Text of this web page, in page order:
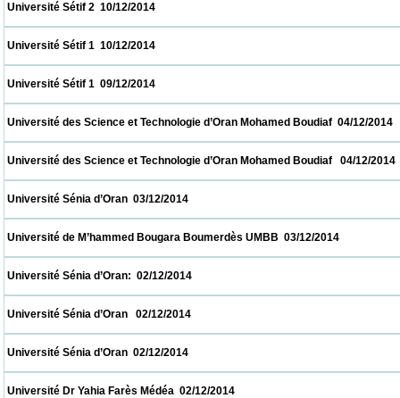
Université Sétif 2  10/12/2014
Université Sétif 1  10/12/2014
Université Sétif 1  09/12/2014
Université des Science et Technologie d’Oran Mohamed Boudiaf
Université des Science et Technologie d’Oran Mohamed Boudiaf
Université Sénia d’Oran  03/12/2014
Université de M’hammed Bougara Boumerdès UMBB  03/12/
Université Sénia d’Oran:  02/12/2014
Université Sénia d’Oran   02/12/2014
Université Sénia d’Oran  02/12/2014
Université Dr Yahia Farès Médéa  02/12/2014